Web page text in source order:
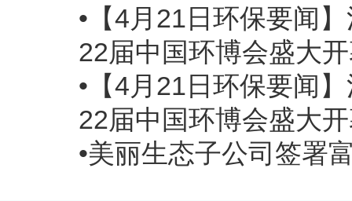
•【4月21日环保要闻
22届中国环博会盛大
•【4月21日环保要闻
22届中国环博会盛大
•美丽生态子公司签署